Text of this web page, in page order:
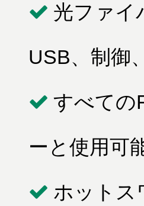
光ファイ
USB、制御
すべての
ーと使用可
ホットス